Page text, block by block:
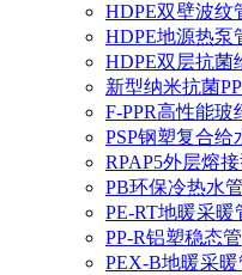
HDPE双壁波纹
HDPE地源热泵
HDPE双层抗菌
新型纳米抗菌
F-PPR高性能玻
PSP钢塑复合给
RPAP5外层熔
PB环保冷热水管
PE-RT地暖采暖
PP-R铝塑稳态管
PEX-B地暖采暖